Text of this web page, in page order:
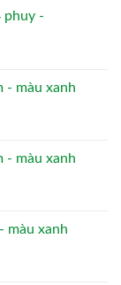
phuy -
- màu xanh
- màu xanh
màu xanh